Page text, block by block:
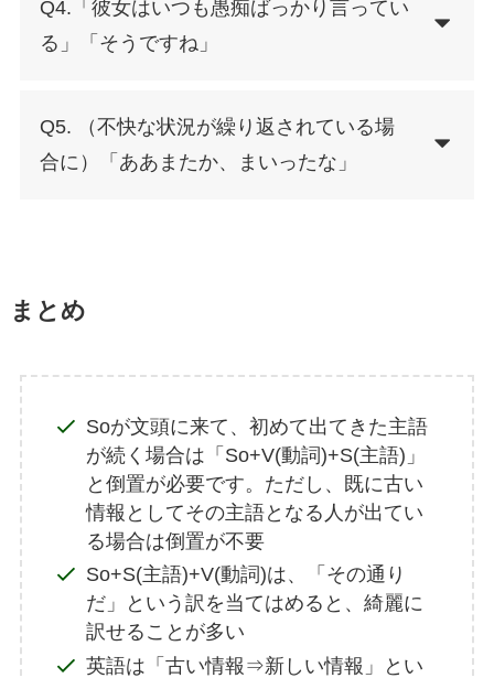
Q4.「彼女はいつも愚痴ばっかり言ってい
る」「そうですね」
Q5. （不快な状況が繰り返されている場
合に）「ああまたか、まいったな」
まとめ
Soが文頭に来て、初めて出てきた主語
が続く場合は「So+V(動詞)+S(主語)」
と倒置が必要です。ただし、既に古い
情報としてその主語となる人が出てい
る場合は倒置が不要
So+S(主語)+V(動詞)は、「その通り
だ」という訳を当てはめると、綺麗に
訳せることが多い
英語は「古い情報⇒新しい情報」とい